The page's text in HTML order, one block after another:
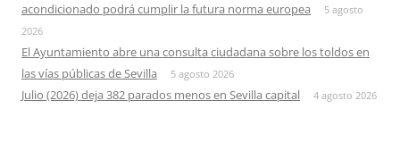
acondicionado podrá cumplir la futura norma europea
5 agosto
2026
El Ayuntamiento abre una consulta ciudadana sobre los toldos en
las vías públicas de Sevilla
5 agosto 2026
Julio (2026) deja 382 parados menos en Sevilla capital 4 agosto 2026